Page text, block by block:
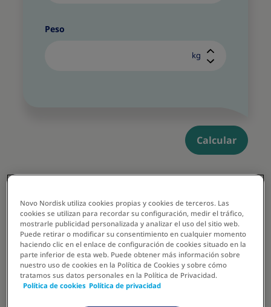
Peso
kg
Calcular
El exceso de peso
impacta la salud
femenina.
Novo Nordisk utiliza cookies propias y cookies de terceros. Las
cookies se utilizan para recordar su configuración, medir el tráfico,
mostrarle publicidad personalizada y analizar el uso del sitio web.
Puede retirar o modificar su consentimiento en cualquier momento
haciendo clic en el enlace de configuración de cookies situado en la
parte inferior de esta web. Puede obtener más información sobre
nuestro uso de cookies en la Política de Cookies y sobre cómo
tratamos sus datos personales en la Política de Privacidad.
Política de cookies Política de privacidad